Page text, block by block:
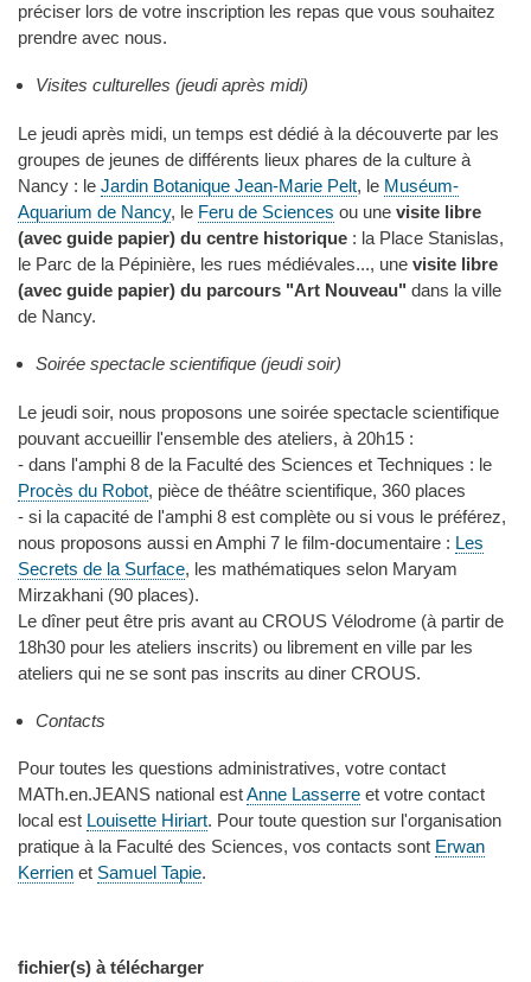
préciser lors de votre inscription les repas que vous souhaitez
prendre avec nous.
Visites culturelles (jeudi après midi)
Le jeudi après midi, un temps est dédié à la découverte par les
groupes de jeunes de différents lieux phares de la culture à
Nancy : le Jardin Botanique Jean-Marie Pelt, le Muséum-
Aquarium de Nancy, le Feru de Sciences ou une visite libre
(avec guide papier) du centre historique : la Place Stanislas,
le Parc de la Pépinière, les rues médiévales..., une visite libre
(avec guide papier) du parcours "Art Nouveau" dans la ville
de Nancy.
Soirée spectacle scientifique (jeudi soir)
Le jeudi soir, nous proposons une soirée spectacle scientifique
pouvant accueillir l'ensemble des ateliers, à 20h15 :
- dans l'amphi 8 de la Faculté des Sciences et Techniques : le
Procès du Robot, pièce de théâtre scientifique, 360 places
- si la capacité de l'amphi 8 est complète ou si vous le préférez,
nous proposons aussi en Amphi 7 le film-documentaire : Les
Secrets de la Surface, les mathématiques selon Maryam
Mirzakhani (90 places).
Le dîner peut être pris avant au CROUS Vélodrome (à partir de
18h30 pour les ateliers inscrits) ou librement en ville par les
ateliers qui ne se sont pas inscrits au diner CROUS.
Contacts
Pour toutes les questions administratives, votre contact
MATh.en.JEANS national estAnne Lasserre et votre contact
local est Louisette Hiriart. Pour toute question sur l'organisation
pratique à la Faculté des Sciences, vos contacts sont Erwan
Kerrien et Samuel Tapie.
fichier(s) à télécharger